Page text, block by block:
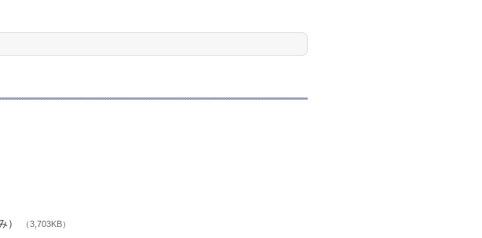
）
（3,703KB）